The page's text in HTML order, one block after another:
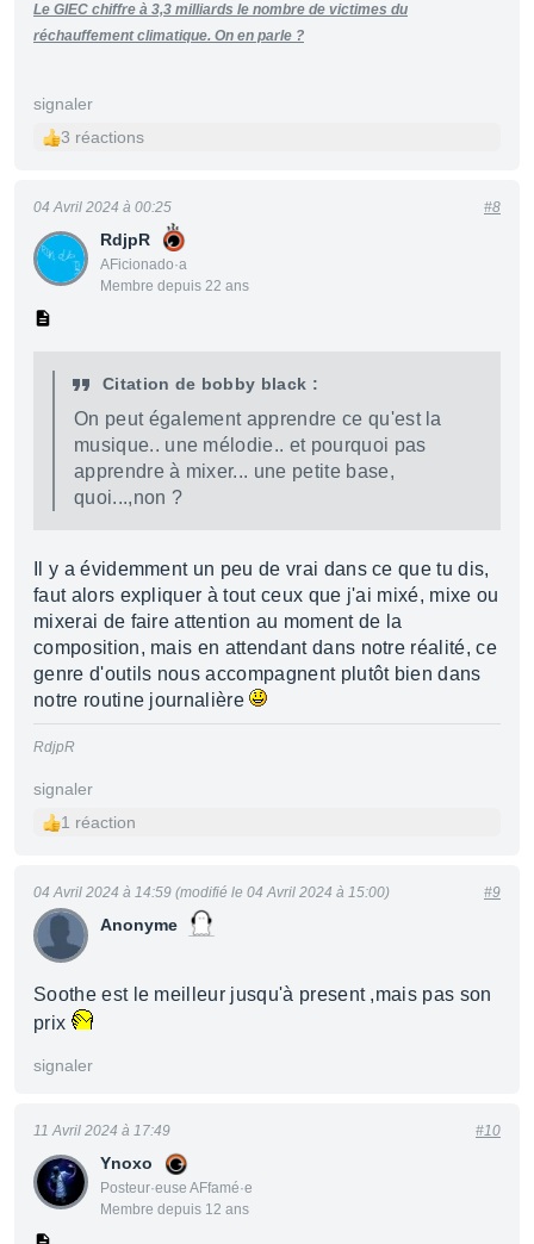
Le GIEC chiffre à 3,3 milliards le nombre de victimes du
réchauffement climatique. On en parle ?
signaler
3 réactions
RdjpR
AFicionado·a
Membre depuis 22 ans
04 Avril 2024 à 00:25 #8
Citation de bobby black :
On peut également apprendre ce qu'est la
musique.. une mélodie.. et pourquoi pas
apprendre à mixer... une petite base,
quoi...,non ?
Il y a évidemment un peu de vrai dans ce que tu dis,
faut alors expliquer à tout ceux que j'ai mixé, mixe ou
mixerai de faire attention au moment de la
composition, mais en attendant dans notre réalité, ce
genre d'outils nous accompagnent plutôt bien dans
notre routine journalière
RdjpR
signaler
1 réaction
Anonyme
04 Avril 2024 à 14:59 (modifié le 04 Avril 2024 à 15:00) #9
Soothe est le meilleur jusqu'à present ,mais pas son
prix
signaler
Ynoxo
Posteur·euse AFfamé·e
Membre depuis 12 ans
11 Avril 2024 à 17:49 #10